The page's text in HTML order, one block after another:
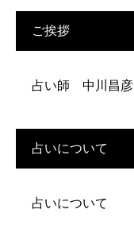
ご挨拶
占い師 中川昌彦
占いについて
占いについて